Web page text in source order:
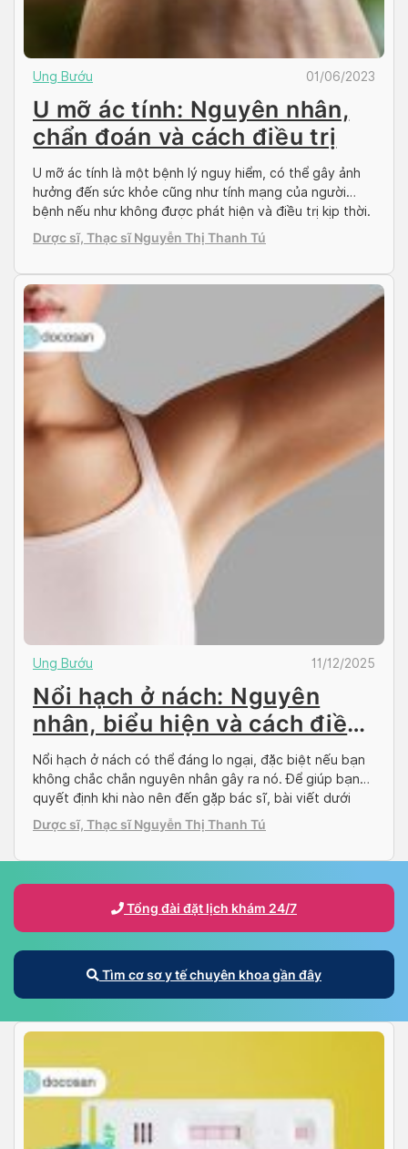
Ung Bướu 01/06/2023
U mỡ ác tính: Nguyên nhân,
chẩn đoán và cách điều trị
U mỡ ác tính là một bệnh lý nguy hiểm, có thể gây ảnh
hưởng đến sức khỏe cũng như tính mạng của người
bệnh nếu như không được phát hiện và điều trị kịp thời.
Bài viết dưới đây của Doctor có sẵn sẽ gửi đến bạn
những thông tin về bệnh u mỡ […]
Dược sĩ, Thạc sĩ Nguyễn Thị Thanh Tú
Ung Bướu 11/12/2025
Nổi hạch ở nách: Nguyên
nhân, biểu hiện và cách điều
trị
Nổi hạch ở nách có thể đáng lo ngại, đặc biệt nếu bạn
không chắc chắn nguyên nhân gây ra nó. Để giúp bạn
quyết định khi nào nên đến gặp bác sĩ, bài viết dưới
đây của Doctor có sẵn sẽ thảo luận về các nguyên
nhân, triệu chứng cũng như cách điều trị […]
Dược sĩ, Thạc sĩ Nguyễn Thị Thanh Tú
Tổng đài đặt lịch khám 24/7
Tìm cơ sơ y tế chuyên khoa gần đây